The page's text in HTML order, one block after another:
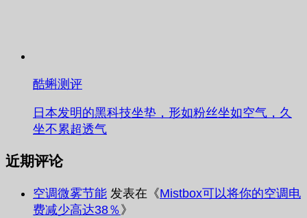
酷蝌测评
日本发明的黑科技坐垫，形如粉丝坐如空气，久
坐不累超透气
近期评论
空调微雾节能 发表在《Mistbox可以将你的空调电
费减少高达38％ 》